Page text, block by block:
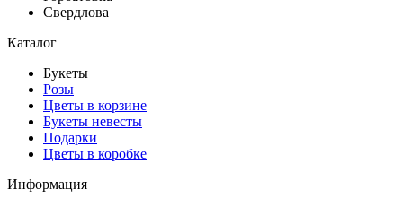
Свердлова
Каталог
Букеты
Розы
Цветы в корзине
Букеты невесты
Подарки
Цветы в коробке
Информация